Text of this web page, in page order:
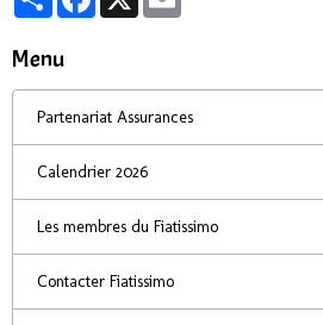
Menu
Partenariat Assurances
Calendrier 2026
Les membres du Fiatissimo
Contacter Fiatissimo